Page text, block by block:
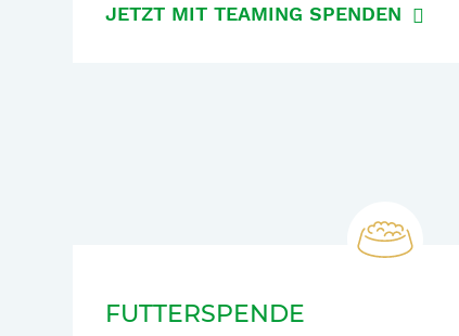
JETZT MIT TEAMING SPENDEN
FUTTERSPENDE